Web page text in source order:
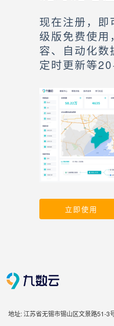
现在注册，
级版免费使用
容、自动化数
定时更新等
立即使用
地址: 江苏省无锡市锡山区文景路51-3